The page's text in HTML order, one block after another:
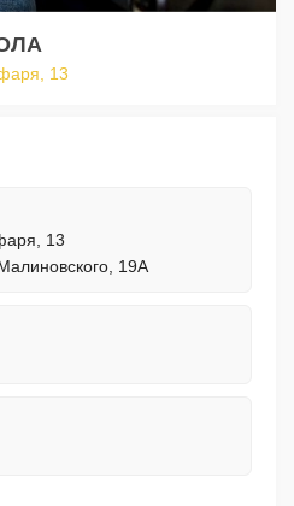
13
13
19А